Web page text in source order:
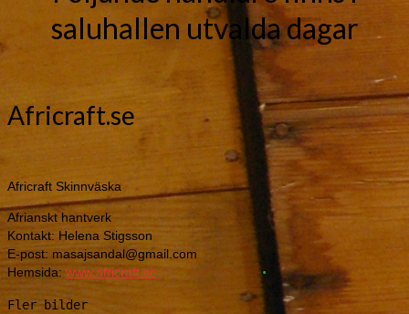
Afrianskt hantverk
Kontakt: Helena Stigsson
E-post: masajsandal@gmail.com
www.africraft.se
Africraft Korg
Africraft Smycken